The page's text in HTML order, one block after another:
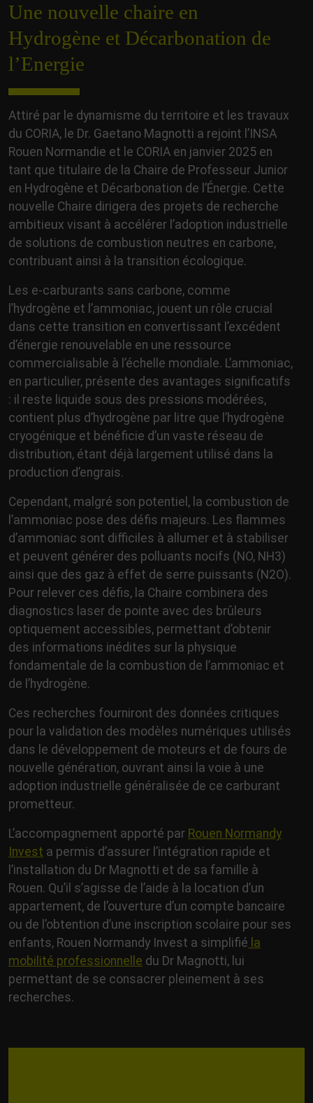
Une nouvelle chaire en
Hydrogène et Décarbonation de
l’Energie
Attiré par le dynamisme du territoire et les travaux
du CORIA, le Dr. Gaetano Magnotti a rejoint l’INSA
Rouen Normandie et le CORIA en janvier 2025 en
tant que titulaire de la Chaire de Professeur Junior
en Hydrogène et Décarbonation de l’Énergie. Cette
nouvelle Chaire dirigera des projets de recherche
ambitieux visant à accélérer l’adoption industrielle
de solutions de combustion neutres en carbone,
contribuant ainsi à la transition écologique.
Les e-carburants sans carbone, comme
l’hydrogène et l’ammoniac, jouent un rôle crucial
dans cette transition en convertissant l’excédent
d’énergie renouvelable en une ressource
commercialisable à l’échelle mondiale. L’ammoniac,
en particulier, présente des avantages significatifs
: il reste liquide sous des pressions modérées,
contient plus d’hydrogène par litre que l’hydrogène
cryogénique et bénéficie d’un vaste réseau de
distribution, étant déjà largement utilisé dans la
production d’engrais.
Cependant, malgré son potentiel, la combustion de
l’ammoniac pose des défis majeurs. Les flammes
d’ammoniac sont difficiles à allumer et à stabiliser
et peuvent générer des polluants nocifs (NO, NH3)
ainsi que des gaz à effet de serre puissants (N2O).
Pour relever ces défis, la Chaire combinera des
diagnostics laser de pointe avec des brûleurs
optiquement accessibles, permettant d’obtenir
des informations inédites sur la physique
fondamentale de la combustion de l’ammoniac et
de l’hydrogène.
Ces recherches fourniront des données critiques
pour la validation des modèles numériques utilisés
dans le développement de moteurs et de fours de
nouvelle génération, ouvrant ainsi la voie à une
adoption industrielle généralisée de ce carburant
prometteur.
L’accompagnement apporté par Rouen Normandy
Invest a permis d’assurer l’intégration rapide et
l’installation du Dr Magnotti et de sa famille à
Rouen. Qu’il s’agisse de l’aide à la location d’un
appartement, de l’ouverture d’un compte bancaire
ou de l’obtention d’une inscription scolaire pour ses
enfants, Rouen Normandy Invest a simplifié la
mobilité professionnelle du Dr Magnotti, lui
permettant de se consacrer pleinement à ses
recherches.